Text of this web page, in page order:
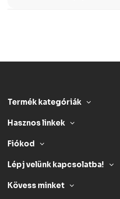
Termék kategóriák
Hasznos linkek
Fiókod
Lépj velünk kapcsolatba!
Kövess minket